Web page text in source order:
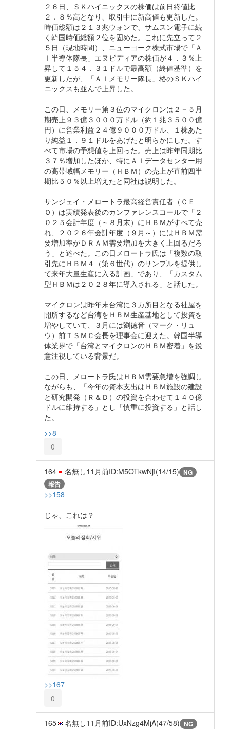
２６日、ＳＫハイニックスの株価は前日終値比
２．８％高となり、取引中に新高値も更新した。
時価総額は２１３兆ウォンで、サムスン電子に続
く韓国時価総額２位を固めた。これに先立って２
５日（現地時間）、ニューヨーク株式市場で「Ａ
Ｉ半導体隊長」エヌビディアの株価が４．３％上
昇して１５４．３１ドルで最高額（終値基準）を
更新したが、「ＡＩメモリー隊長」格のＳＫハイ
ニックスも並んで上昇した。
この日、メモリー第３位のマイクロンは２－５月
期売上９３億３０００万ドル（約１兆３５００億
円）に営業利益２４億９０００万ドル、１株あた
り純益１．９１ドルをあげたと明らかにした。す
べて市場の予想値を上回った。売上は昨年同期比
３７％増加したほか、特にＡＩデータセンター用
の高帯域幅メモリー（ＨＢＭ）の売上が直前四半
期比５０％以上増えたと同社は説明した。
サンジェイ・メロートラ最高経営責任者（ＣＥ
Ｏ）は実績発表後のカンファレンスコールで「２
０２５会計年度（～８月末）にＨＢＭがすべて売
れ、２０２６年会計年度（９月～）にはＨＢＭ需
要増加率がＤＲＡＭ需要増加を大きく上回るだろ
う」と述べた。この日メロートラ氏は「複数の取
引先にＨＢＭ４（第６世代）のサンプルを提供し
て来年大量生産に入る計画」であり、「カスタム
型ＨＢＭは２０２８年に導入される」と話した。
マイクロンは昨年末台湾に３カ所目となる社屋を
開所するなど台湾をＨＢＭ生産基地として投資を
増やしていて、３月には劉徳音（マーク・リュ
ウ）前ＴＳＭＣ会長を理事会に迎えた。韓国半導
体業界で「台湾とマイクロンのＨＢＭ密着」を鋭
意注視している背景だ。
この日、メロートラ氏はＨＢＭ需要急増を強調し
ながらも、「今年の資本支出はＨＢＭ施設の建設
と研究開発（Ｒ＆Ｄ）の投資を合わせて１４０億
ドルに維持する」とし「慎重に投資する」と話し
た。
>>8
0
164 名無し11月前ID:M5OTkwNjI(14/15) NG
報告
>>158
じゃ、これは？
>>167
0
165 名無し11月前ID:UxNzg4MjA(47/58) NG